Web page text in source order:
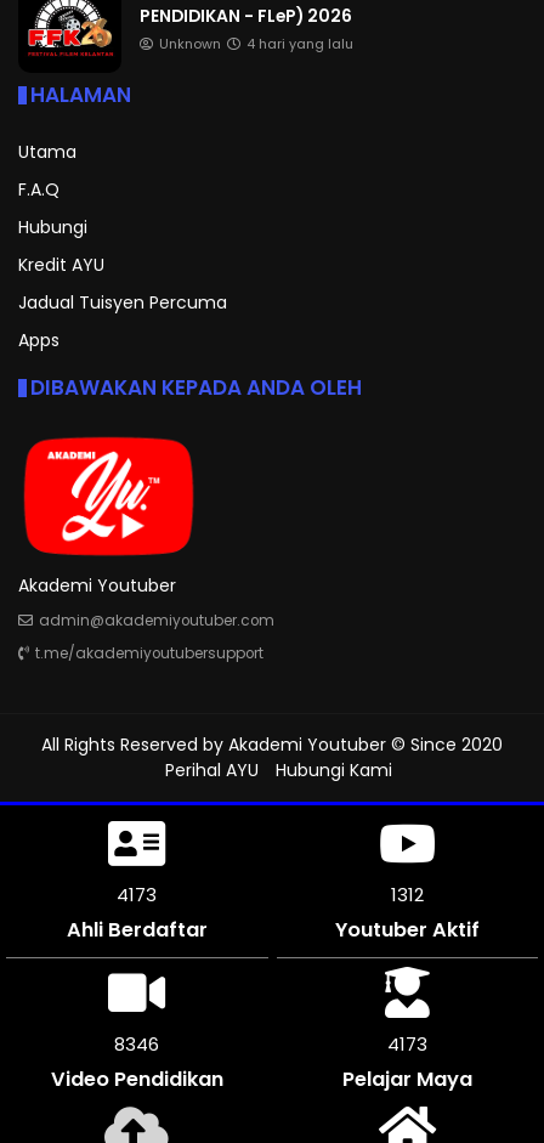
PENDIDIKAN - FLeP) 2026
Unknown 4 hari yang lalu
HALAMAN
Utama
F.A.Q
Hubungi
Kredit AYU
Jadual Tuisyen Percuma
Apps
DIBAWAKAN KEPADA ANDA OLEH
Akademi Youtuber
admin@akademiyoutuber.com
t.me/akademiyoutubersupport
All Rights Reserved by Akademi Youtuber © Since 2020
Perihal AYU
Hubungi Kami
4560
Ahli Berdaftar
1312
Youtuber Aktif
9120
Video Pendidikan
4560
Pelajar Maya